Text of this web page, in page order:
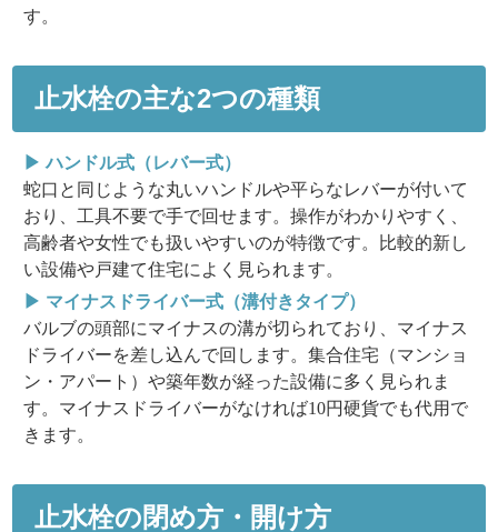
す。
止水栓の主な2つの種類
▶ ハンドル式（レバー式）
蛇口と同じような丸いハンドルや平らなレバーが付いて
おり、工具不要で手で回せます。操作がわかりやすく、
高齢者や女性でも扱いやすいのが特徴です。比較的新し
い設備や戸建て住宅によく見られます。
▶ マイナスドライバー式（溝付きタイプ）
バルブの頭部にマイナスの溝が切られており、マイナス
ドライバーを差し込んで回します。集合住宅（マンショ
ン・アパート）や築年数が経った設備に多く見られま
す。マイナスドライバーがなければ10円硬貨でも代用で
きます。
止水栓の閉め方・開け方